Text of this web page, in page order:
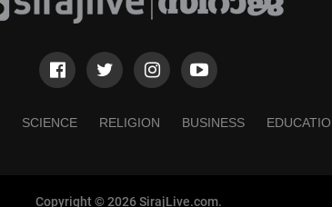
SCIENCE RELIGION BUSINESS
Copyright © 2026 SirajLive.com.